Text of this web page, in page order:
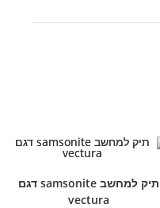
תיק למחשב samsonite דגם
vectura